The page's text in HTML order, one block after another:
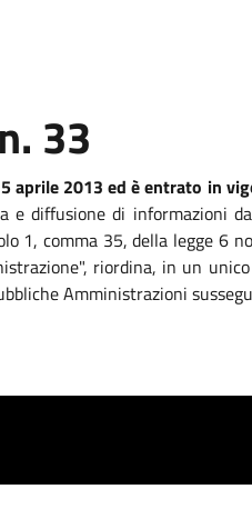
33
aprile 2013 ed è entrato in
diffusione di informazioni
1, comma 35, della legge 6
riordina, in un
Amministrazioni